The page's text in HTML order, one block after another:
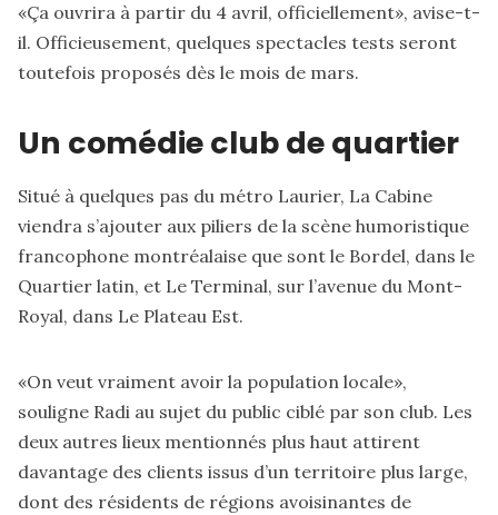
«Ça ouvrira à partir du 4 avril, officiellement», avise-t-
il. Officieusement, quelques spectacles tests seront
toutefois proposés dès le mois de mars.
Un comédie club de quartier
Situé à quelques pas du métro Laurier, La Cabine
viendra s’ajouter aux piliers de la scène humoristique
francophone montréalaise que sont le Bordel, dans le
Quartier latin, et Le Terminal, sur l’avenue du Mont-
Royal, dans Le Plateau Est.
«On veut vraiment avoir la population locale»,
souligne Radi au sujet du public ciblé par son club. Les
deux autres lieux mentionnés plus haut attirent
davantage des clients issus d’un territoire plus large,
dont des résidents de régions avoisinantes de